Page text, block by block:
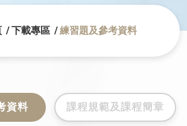
下載專區 練習題及參考資料
資料 課程規範及課程簡章